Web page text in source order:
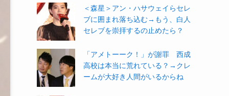
＜森星＞アン・ハサウェイらセレ
ブに囲まれ落ち込む→もう、白人
セレブを崇拝するの止めたら？
「アメトーーク！」が謝罪 西成
高校は本当に荒れている？→クレ
ームが大好き人間がいるからね